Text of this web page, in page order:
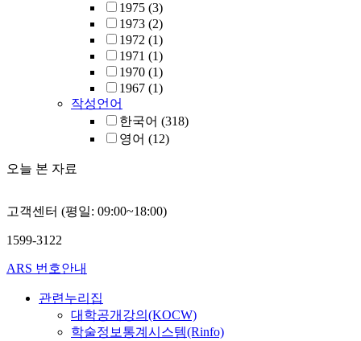
1975 (3)
1973 (2)
1972 (1)
1971 (1)
1970 (1)
1967 (1)
작성언어
한국어 (318)
영어 (12)
오늘 본 자료
고객센터 (평일: 09:00~18:00)
1599-3122
ARS 번호안내
관련누리집
대학공개강의(KOCW)
학술정보통계시스템(Rinfo)